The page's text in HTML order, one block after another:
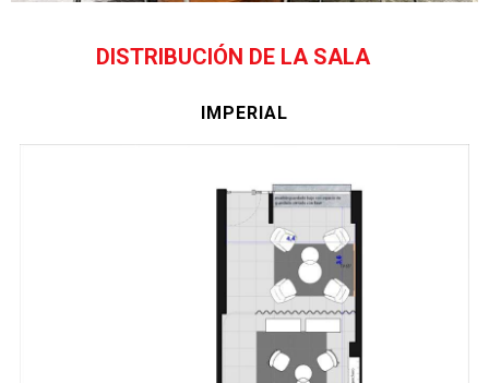
DISTRIBUCIÓN DE LA SALA
IMPERIAL